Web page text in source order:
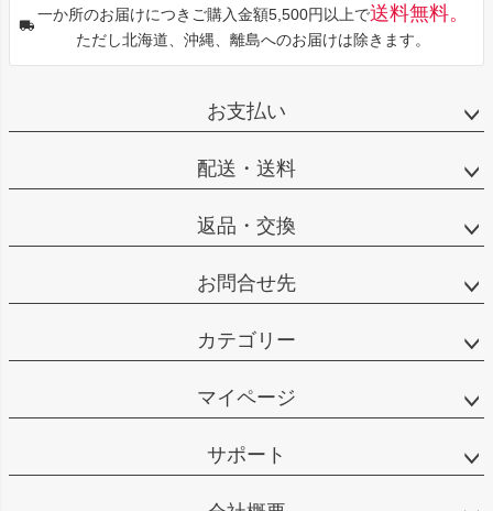
一か所のお届けにつきご購入金額5,500円以上で送料無料。
ただし北海道、沖縄、離島へのお届けは除きます。
お支払い
配送・送料
返品・交換
お問合せ先
カテゴリー
マイページ
サポート